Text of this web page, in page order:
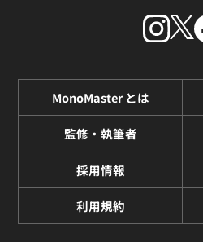
MonoMaster とは
監修・執筆者
採用情報
利用規約